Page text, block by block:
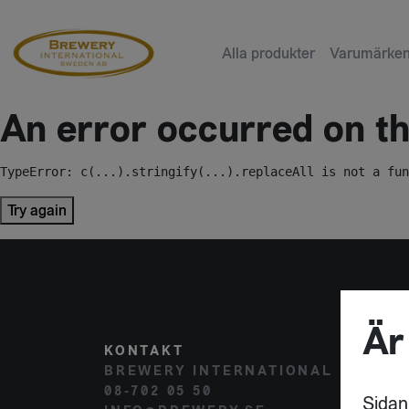
Alla produkter Varumärken
An error occurred on
TypeError: c(...).stringify(...).replaceAll is not a
Try again
KONTAKT
BREWERY INTERNATIONAL
08-702 05 50
120